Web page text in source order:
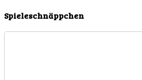
Spieleschnäppchen